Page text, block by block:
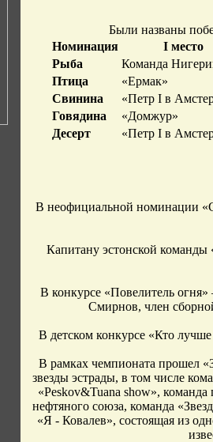
Были названы
Номинация
I место
Рыба
Команда
Птица
«Ермак»
Свинина
«Петр I в
Говядина
«Домжур»
Десерт
«Петр I в
В неофициальной номинации
Капитану эстонской
В конкурсе «Повелитель огня»
Смирнов, член
В детском конкурсе «Кто
В рамках чемпионата прошел
звезды эстрады, в том числе
«Peskov&Tuana show»,
нефтяного союза, команда
«Я - Ковалев», состоящая из